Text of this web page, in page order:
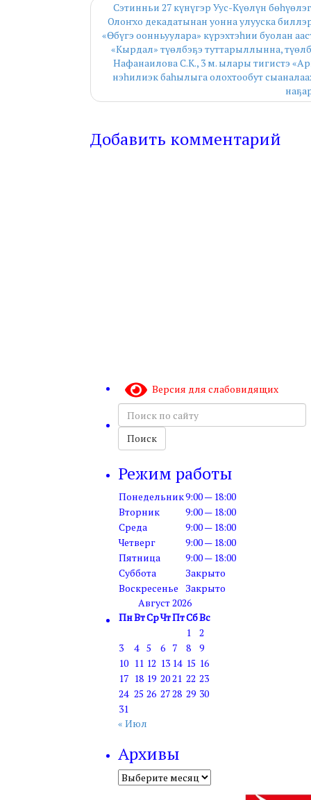
Сэтинньи 27 күнүгэр Уус-Күөлүн
Олоҥхо декадатынан уонна улууска
«Өбүгэ оонньуулара» күрэхтэһии буолан
«Кырдал» түөлбэҕэ туттарыллынна,
Нафанаилова С.К., 3 м. ылары тигистэ
нэһилиэк баһылыга олохтообут
Добавить комментарий
Версия для слабовидящих
Поиск
по
сайту
Поиск
Режим работы
Понедельник9:00 — 18:00
Вторник
9:00 — 18:00
Среда
9:00 — 18:00
Четверг
9:00 — 18:00
Пятница
9:00 — 18:00
Суббота
Закрыто
Воскресенье
Закрыто
Август 2026
ПнВтСрЧтПтСбВс
1
2
3
4 5 6 7 8
9
10 11 12 13 14 15 16
17 18 19 2021 22 23
24 25 26 2728 29 30
31
« Июл
Архивы
Архивы